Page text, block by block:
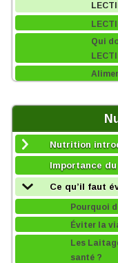
Qui
Nutrition
Importance
Ce qu’il faut
Pourquoi
Éviter la
Les
santé ?